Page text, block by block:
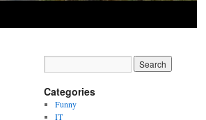
Categories
Funny
IT